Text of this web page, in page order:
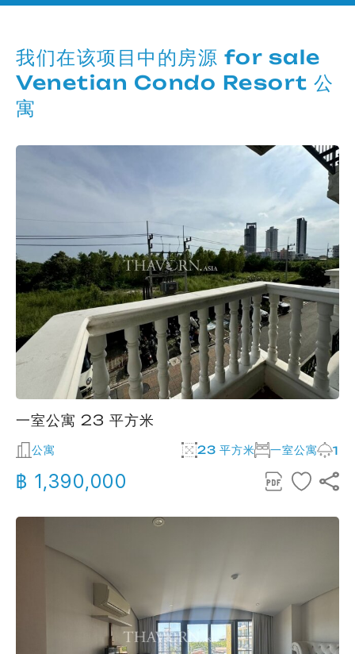
我们在该项目中的房源 for sale
Venetian Condo Resort 公
寓
一室公寓 23 平方米
公寓 23 平方米 一室公寓 1
฿ 1,390,000